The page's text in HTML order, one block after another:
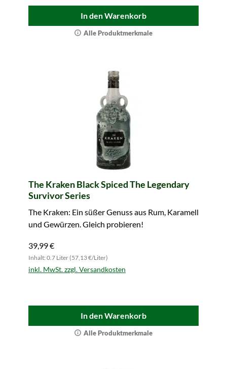
In den Warenkorb
Alle Produktmerkmale
The Kraken Black Spiced The Legendary
Survivor Series
The Kraken: Ein süßer Genuss aus Rum, Karamell
und Gewürzen. Gleich probieren!
39,99 €
Inhalt: 0.7 Liter (57,13 €/Liter)
inkl. MwSt. zzgl. Versandkosten
In den Warenkorb
Alle Produktmerkmale